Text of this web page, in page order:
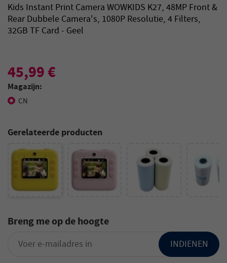
Kids Instant Print Camera WOWKIDS K27, 48MP Front &
Rear Dubbele Camera's, 1080P Resolutie, 4 Filters,
32GB TF Card - Geel
45,99 €
Magazijn:
CN
Gerelateerde producten
Breng me op de hoogte
INDIENEN